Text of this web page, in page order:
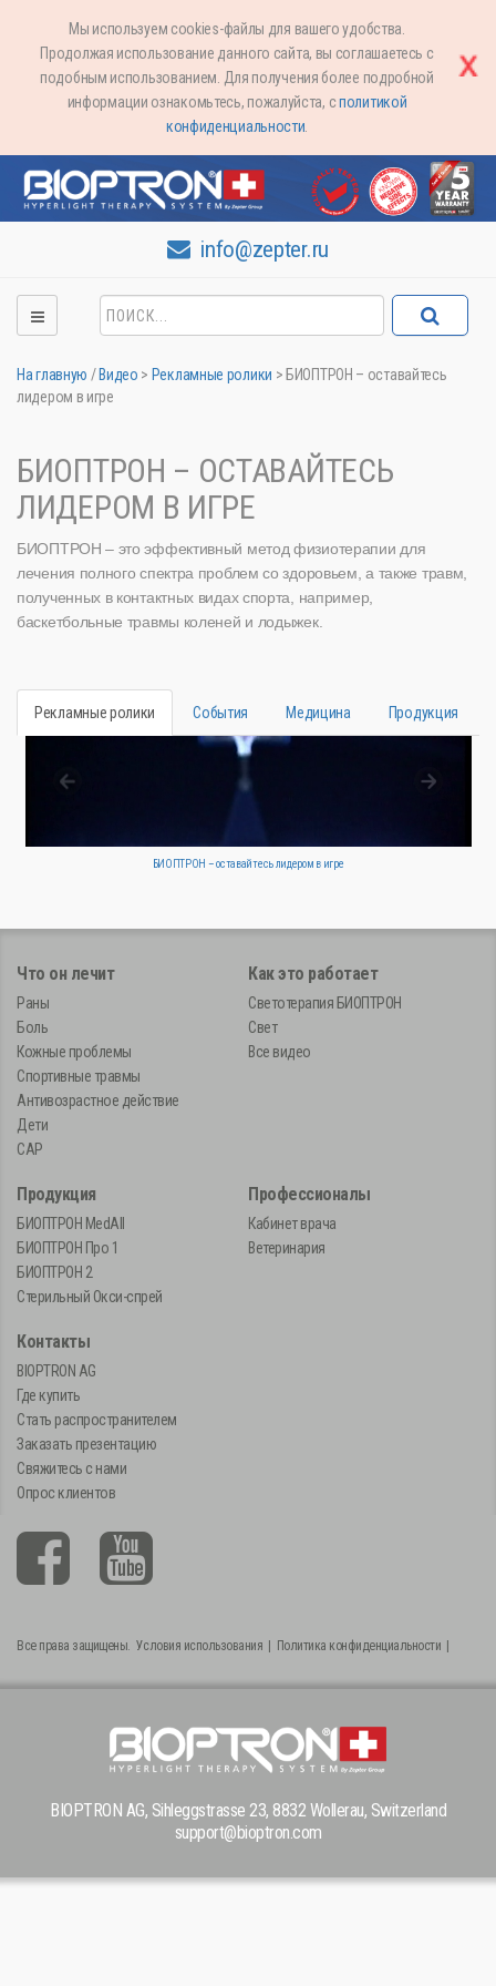
Мы используем cookies-файлы для вашего удобства.
Продолжая использование данного сайта, вы соглашаетесь с
подобным использованием. Для получения более подробной
информации ознакомьтесь, пожалуйста, сполитикой
конфиденциальности
info@zepter.ru
На главную / Видео > Рекламные ролики > БИОПТРОН – оставайтесь
лидером в игре
БИОПТРОН – ОСТАВАЙТЕСЬ
ЛИДЕРОМ В ИГРЕ
БИОПТРОН – это эффективный метод физиотерапии для
лечения полного спектра проблем со здоровьем, а также травм,
полученных в контактных видах спорта, например,
баскетбольные травмы коленей и лодыжек.
Рекламные ролики События Медицина Продукция
БИОПТРОН – оставайтесь лидером в игре
Что он лечит
Раны
Боль
Кожные проблемы
Спортивные травмы
Антивозрастное действие
Дети
САР
Как это работает
Светотерапия БИОПТРОН
Свет
Все видео
Продукция
БИОПТРОН MedAll
БИОПТРОН Про 1
БИОПТРОН 2
Стерильный Окси-спрей
Профессионалы
Кабинет врача
Ветеринария
Контакты
BIOPTRON AG
Где купить
Стать распространителем
Заказать презентацию
Свяжитесь с нами
Опрос клиентов
Все права защищены. Условия использования | Политика конфиденциальности |
BIOPTRON AG, Sihleggstrasse 23, 8832 Wollerau, Switzerland
support@bioptron.com